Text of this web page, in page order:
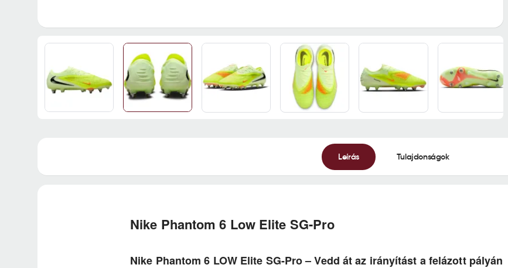
Leírás Tulajdonságok
Nike Phantom 6 Low Elite SG-Pro
Nike Phantom 6 LOW Elite SG-Pro – Vedd át az irányítást a felázott pályán